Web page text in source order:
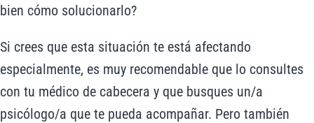
bien cómo solucionarlo?
Si crees que esta situación te está afectando
especialmente, es muy recomendable que lo consultes
con tu médico de cabecera y que busques un/a
psicólogo/a que te pueda acompañar. Pero también